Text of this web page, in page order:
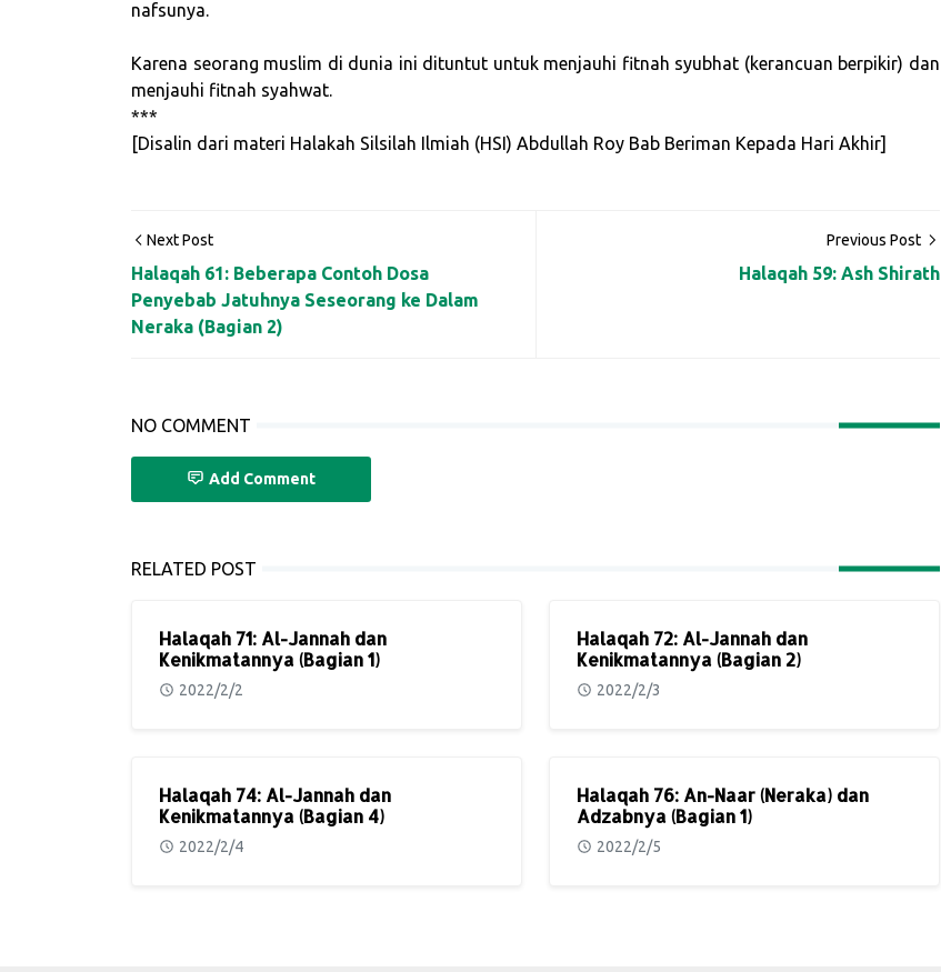
nafsunya.
Karena seorang muslim di dunia ini dituntut untuk menjauhi fitnah syubhat (kerancuan berpikir) dan
menjauhi fitnah syahwat.
***
[Disalin dari materi Halakah Silsilah Ilmiah (HSI) Abdullah Roy Bab Beriman Kepada Hari Akhir]
Next Post
Halaqah 61: Beberapa Contoh Dosa
Penyebab Jatuhnya Seseorang ke Dalam
Neraka (Bagian 2)
Previous Post
Halaqah 59: Ash Shirath
NO COMMENT
Add Comment
RELATED POST
Halaqah 71: Al-Jannah dan
Kenikmatannya (Bagian 1)
2022/2/2
Halaqah 72: Al-Jannah dan
Kenikmatannya (Bagian 2)
2022/2/3
Halaqah 74: Al-Jannah dan
Kenikmatannya (Bagian 4)
2022/2/4
Halaqah 76: An-Naar (Neraka) dan
Adzabnya (Bagian 1)
2022/2/5